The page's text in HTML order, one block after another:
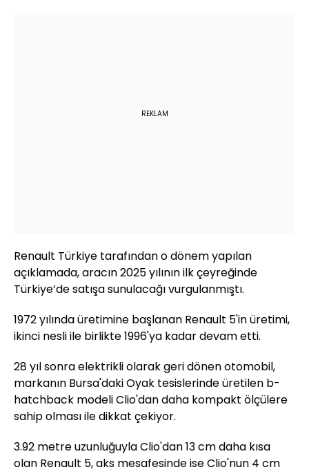
REKLAM
Renault Türkiye tarafından o dönem yapılan
açıklamada, aracın 2025 yılının ilk çeyreğinde
Türkiye’de satışa sunulacağı vurgulanmıştı.
1972 yılında üretimine başlanan Renault 5'in üretimi,
ikinci nesli ile birlikte 1996'ya kadar devam etti.
28 yıl sonra elektrikli olarak geri dönen otomobil,
markanın Bursa'daki Oyak tesislerinde üretilen b-
hatchback modeli Clio'dan daha kompakt ölçülere
sahip olması ile dikkat çekiyor.
3.92 metre uzunluğuyla Clio'dan 13 cm daha kısa
olan Renault 5, aks mesafesinde ise Clio'nun 4 cm